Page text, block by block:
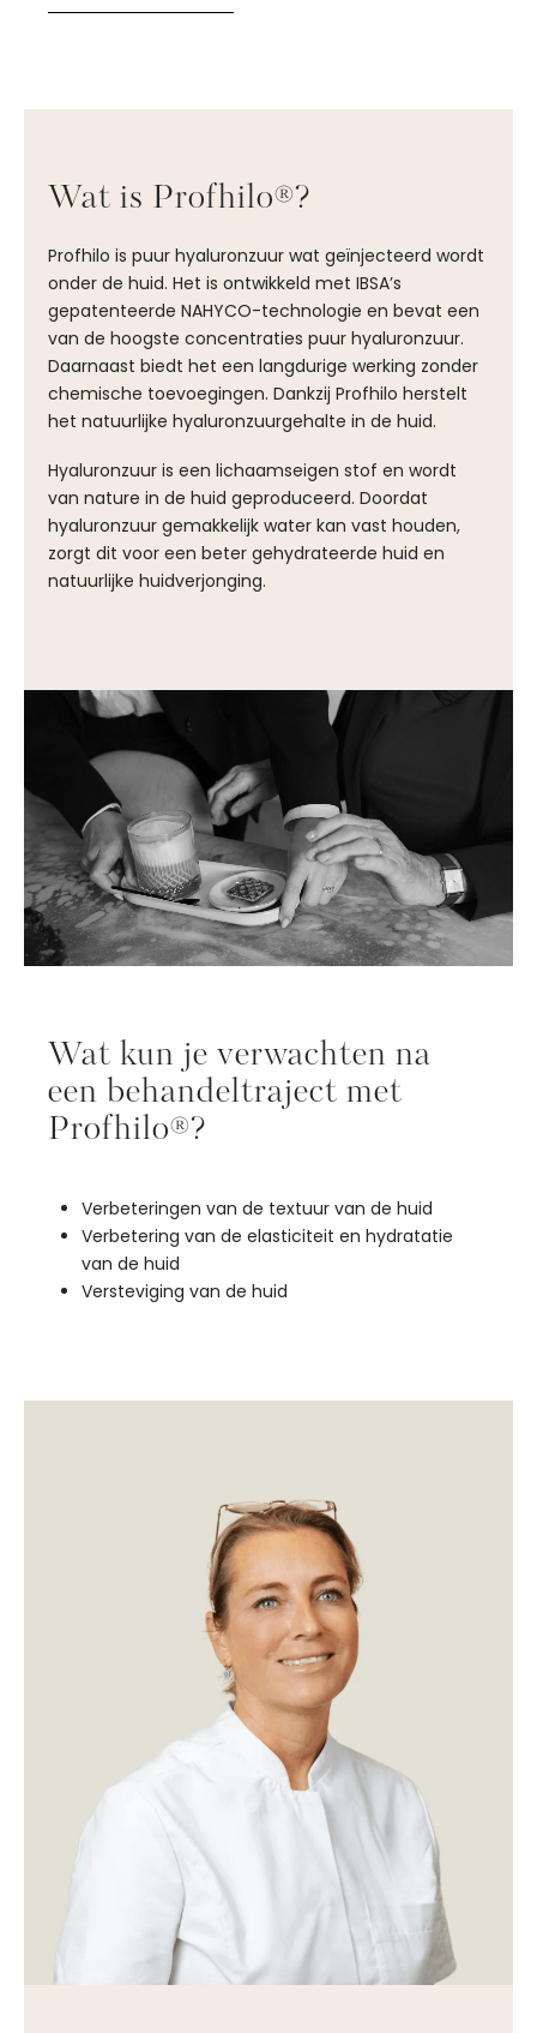
Wat is Profhilo®?
Profhilo is puur hyaluronzuur wat geïnjecteerd wordt
onder de huid. Het is ontwikkeld met IBSA’s
gepatenteerde NAHYCO-technologie en bevat een
van de hoogste concentraties puur hyaluronzuur.
Daarnaast biedt het een langdurige werking zonder
chemische toevoegingen. Dankzij Profhilo herstelt
het natuurlijke hyaluronzuurgehalte in de huid.
Hyaluronzuur is een lichaamseigen stof en wordt
van nature in de huid geproduceerd. Doordat
hyaluronzuur gemakkelijk water kan vast houden,
zorgt dit voor een beter gehydrateerde huid en
natuurlijke huidverjonging.
Wat kun je verwachten na
een behandeltraject met
Profhilo®?
Verbeteringen van de textuur van de huid
Verbetering van de elasticiteit en hydratatie
van de huid
Versteviging van de huid